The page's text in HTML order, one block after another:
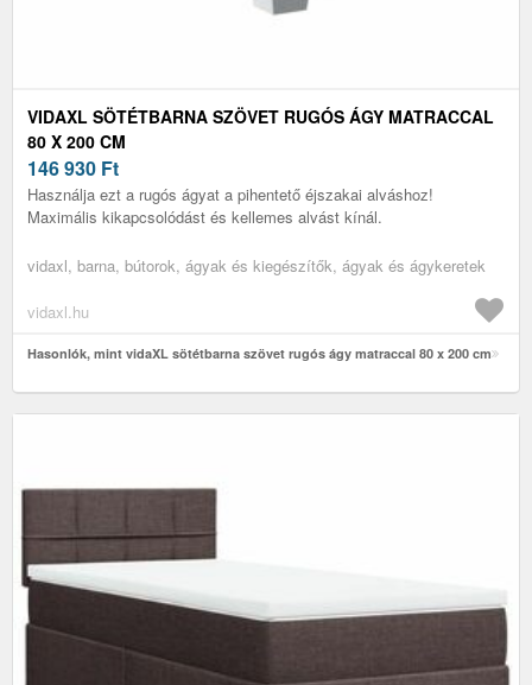
VIDAXL SÖTÉTBARNA SZÖVET RUGÓS ÁGY MATRACCAL
80 X 200 CM
146 930 Ft
Használja ezt a rugós ágyat a pihentető éjszakai alváshoz!
Maximális kikapcsolódást és kellemes alvást kínál.
vidaxl, barna, bútorok, ágyak és kiegészítők, ágyak és ágykeretek
vidaxl.hu
Hasonlók, mint vidaXL sötétbarna szövet rugós ágy matraccal 80 x 200 cm